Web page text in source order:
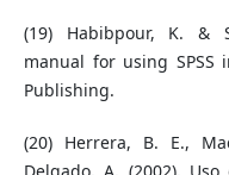
(19) Habibpour, K. &
manual for using SPSS
Publishing.
(20) Herrera, B. E.,
Delgado, A. (2002).